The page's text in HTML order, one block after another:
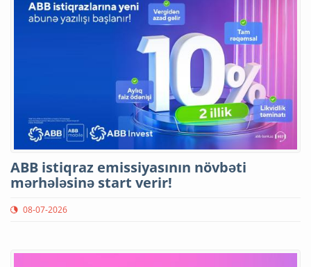
ABB istiqraz emissiyasının növbəti
mərhələsinə start verir!
08-07-2026